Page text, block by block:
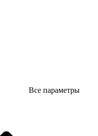
Все параметры